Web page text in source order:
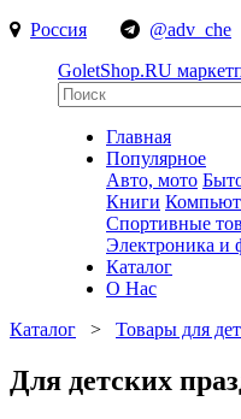
Россия
@adv_che
GoletShop.RU
Главная
Популярное
Авто, мото
Книги
Спортивные
Электроника и
Каталог
О Нас
Каталог > Товары для
Для детских